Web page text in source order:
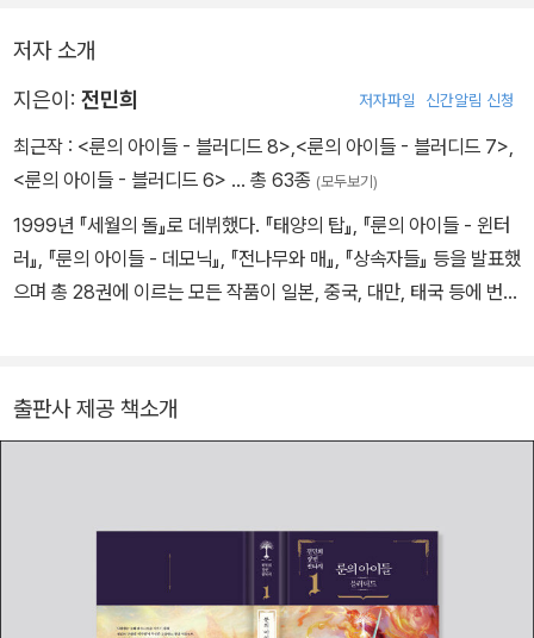
법으로 진상에 다가가고 있었다. 그 과정에서 막시민은 그동안 외면
해왔던 자신의 진심을 마주함과 동시에, 까맣게 모르고 있던 반짝이
는 가능성을 발견한다. 마침내 결전의 장소로 향하는 샤를로트와 막
앞에 두고 과연 어떠한 선택을 하게 될까?
저자 소개
지은이: 전민희 저자파일 신간알림 신청
최근작 : <룬의 아이들 - 블러디드 8> <룬의 아이들 - 블러디드 7>
<룬의 아이들 - 블러디드 6> … 총 63종 (모두보기)
1999년 『세월의 돌』로 데뷔했다. 『태양의 탑』, 『룬의 아이들 - 윈터
러』, 『룬의 아이들 - 데모닉』, 『전나무와 매』, 『상속자들』 등을 발표했
으며 총 28권에 이르는 모든 작품이 일본, 중국, 대만, 태국 등에 번역
에 번역, 수출되었으며 해외에서도 큰 호평을 얻었다. 소설 룬의 아이
의 자료에 따르면 2013년 기준 역대 일본에서 가장 많이 팔린 한국
소설로 발표되었다. 저서 중 2개의 시리즈가 온라인 게임으로 제작되
었고, 미국, 러시아, 유럽, 중국, 일본에도 서비스중이다.
출판사 제공 책소개